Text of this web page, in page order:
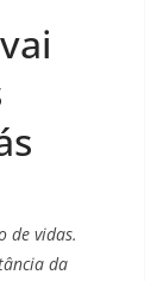
de vidas.
da